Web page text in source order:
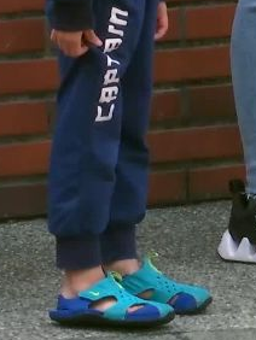
避嫌 21:17
腺癌 21:13
登台 21:10
知』 21:10